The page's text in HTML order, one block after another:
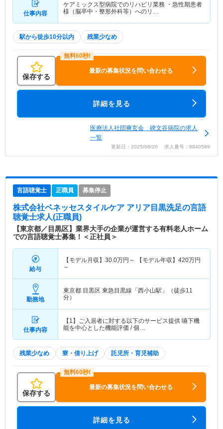
仕事内容
ケアミックス型病院でのリハビリ業務 ・急性期患者
様（脳卒中・整形外科等）へのリ…
駅から徒歩10分以内 残業少なめ
保存する
最新の募集状況を問い合わせる
詳細を見る
医療法人社団爽玄会 碑文谷病院の求人
一覧
更新日：2025/06/20 求人番号：9840589
言語聴覚士 正職員 募集停止
株式会社ベネッセスタイルケア アリア目黒洗足の言語
聴覚士求人(正職員)
【東京都／目黒区】業界大手の企業が運営する有料老人ホーム
での言語聴覚士募集！＜正社員＞
給与
【モデル月収】 30.0万円～ 【モデル年収】 420万円
～
勤務地
東京都 目黒区 東急目黒線「西小山駅」（徒歩11
分）
仕事内容
【1】ご入居者に対する以下のサービス提供 嚥下機
能を中心とした機能評価 / 個…
残業少なめ 寮・借り上げ 託児所・育児補助
保存する
最新の募集状況を問い合わせる
詳細を見る